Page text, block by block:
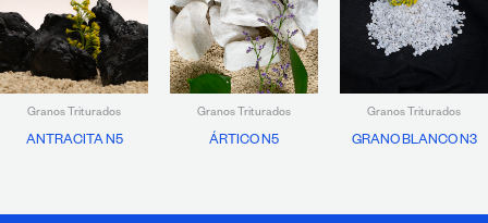
Granos Triturados
ANTRACITA N5
Granos Triturados
ÁRTICO N5
Granos Triturados
GRANO BLANCO N3